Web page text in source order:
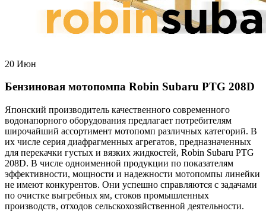
20 Июн
Бензиновая мотопомпа Robin Subaru PTG 208D
Японский производитель качественного современного
водонапорного оборудования предлагает потребителям
широчайший ассортимент мотопомп различных категорий. В
их числе серия диафрагменных агрегатов, предназначенных
для перекачки густых и вязких жидкостей, Robin Subaru PTG
208D. В числе одноименной продукции по показателям
эффективности, мощности и надежности мотопомпы линейки
не имеют конкурентов. Они успешно справляются с задачами
по очистке выгребных ям, стоков промышленных
производств, отходов сельскохозяйственной деятельности.